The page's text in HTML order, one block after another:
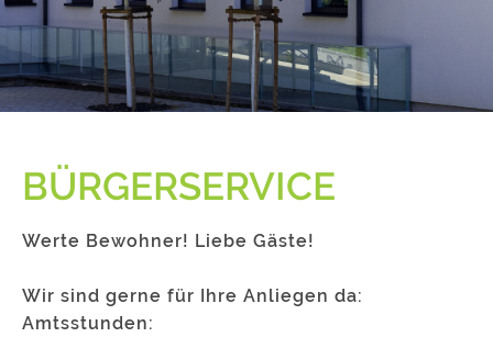
BÜRGERSERVICE
Werte Bewohner! Liebe Gäste!
Wir sind gerne für Ihre Anliegen da:
Amtsstunden: